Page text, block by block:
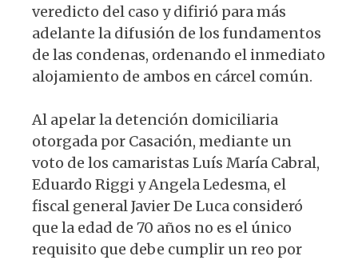
veredicto del caso y difirió para más
adelante la difusión de los fundamentos
de las condenas, ordenando el inmediato
alojamiento de ambos en cárcel común.
Al apelar la detención domiciliaria
otorgada por Casación, mediante un
voto de los camaristas Luís María Cabral,
Eduardo Riggi y Angela Ledesma, el
fiscal general Javier De Luca consideró
que la edad de 70 años no es el único
requisito que debe cumplir un reo por